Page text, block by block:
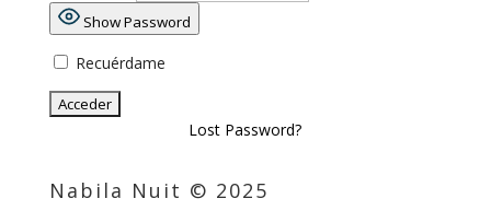
Show Password
Recuérdame
Lost Password?
Nabila Nuit © 2025